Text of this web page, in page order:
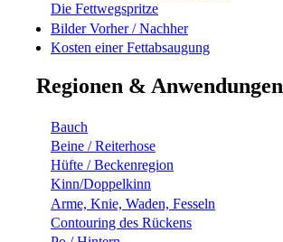
Die Fettwegspritze
Bilder Vorher / Nachher
Kosten einer Fettabsaugung
Regionen & Anwendungen
Bauch
Beine / Reiterhose
Hüfte / Beckenregion
Kinn/Doppelkinn
Arme, Knie, Waden, Fesseln
Contouring des Rückens